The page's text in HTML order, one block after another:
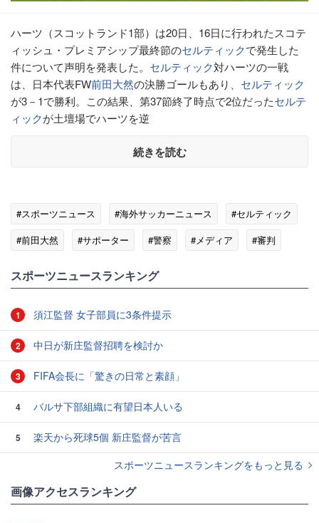
ハーツ（スコットランド1部）は20日、16日に行われたスコテ
ィッシュ・プレミアシップ最終節のセルティックで発生した
件について声明を発表した。 セルティック対ハーツの一戦
は、日本代表FW前田大然の決勝ゴールもあり、 セルティック
が3－1で勝利。この結果、第37節終了時点で2位だったセルテ
ィックが土壇場でハーツを逆
続きを読む
#スポーツニュース #海外サッカーニュース
#セルティック
#前田大然
#サポーター #警察 #メディア
#審判
スポーツニュースランキング
1 須江監督 女子部員に3条件提示
2 中日が新庄監督招聘を検討か
3 FIFA会長に「驚きの日常と素顔」
4 バルサ下部組織に有望日本人いる
5
楽天から死球5個 新庄監督が苦言
スポーツニュースランキングをもっと見る
画像アクセスランキング